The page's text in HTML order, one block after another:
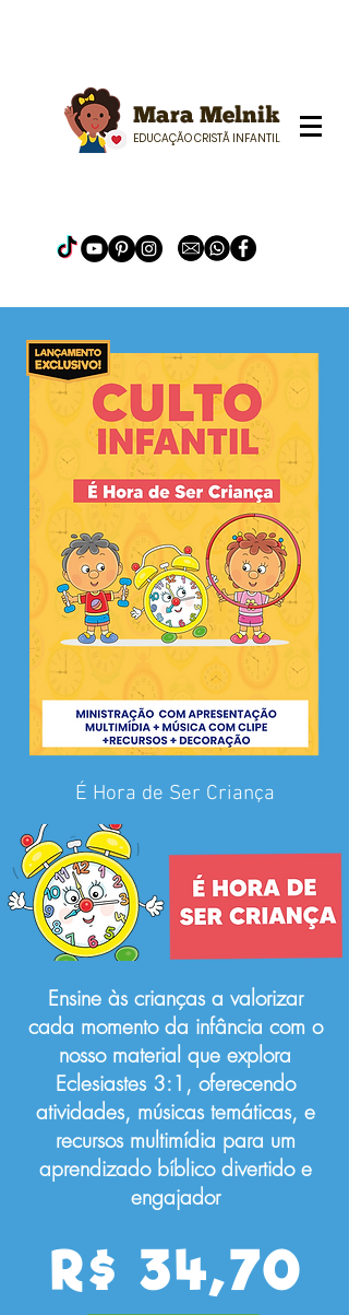
Mara Melnik
EDUCAÇÃO CRISTÃ INFANTIL
É Hora de Ser Criança
Ensine às crianças a valorizar
cada momento da infância com o
nosso material que explora
Eclesiastes 3:1, oferecendo
atividades, músicas temáticas, e
recursos multimídia para um
aprendizado bíblico divertido e
engajador
R$ 34,70